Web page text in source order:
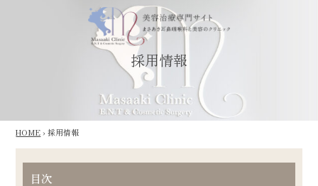
採用情報
HOME ›採用情報
目次